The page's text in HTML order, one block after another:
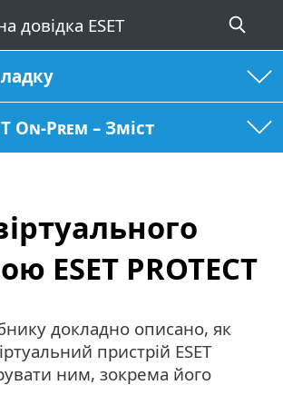
On-Prem – Зміст
ESET PROTECT
докладно описано, як
пристрій ESET
ним, зокрема його